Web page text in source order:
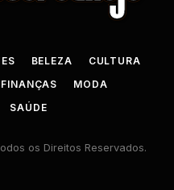
BELEZA
CULTURA
FINANÇAS
MODA
SAÚDE
os Direitos Reservados.